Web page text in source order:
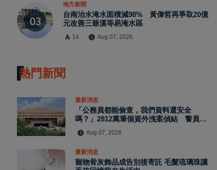
地方新聞
台南治水淹水面積減98% 黃偉哲再爭取20億
元改善三爺溪等易淹水區
14 Aug 07, 2026
熱門新聞
最新消息
「公務員都能偷查，我們資料還安全
嗎？」2812萬筆個資外洩案偵結 警員查
Aug 07, 2026
最新消息
寵物骨灰飾品成告別後寄託 毛髮琉璃珠讓